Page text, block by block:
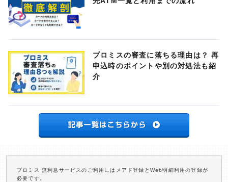
プロミスの審査に落ちる理由は？ 再
申込時のポイントや別の対処法も紹
介
プロミス 無利息サービスのご利用にはメアド登録とWeb明細利用の登録が
必要です。